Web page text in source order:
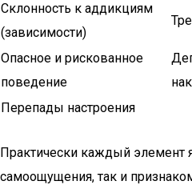
Склонность к аддикциям
(зависимости)
Опасное и рискованное
поведение
Перепады настроения
Практически каждый элемент
самоощущения, так и